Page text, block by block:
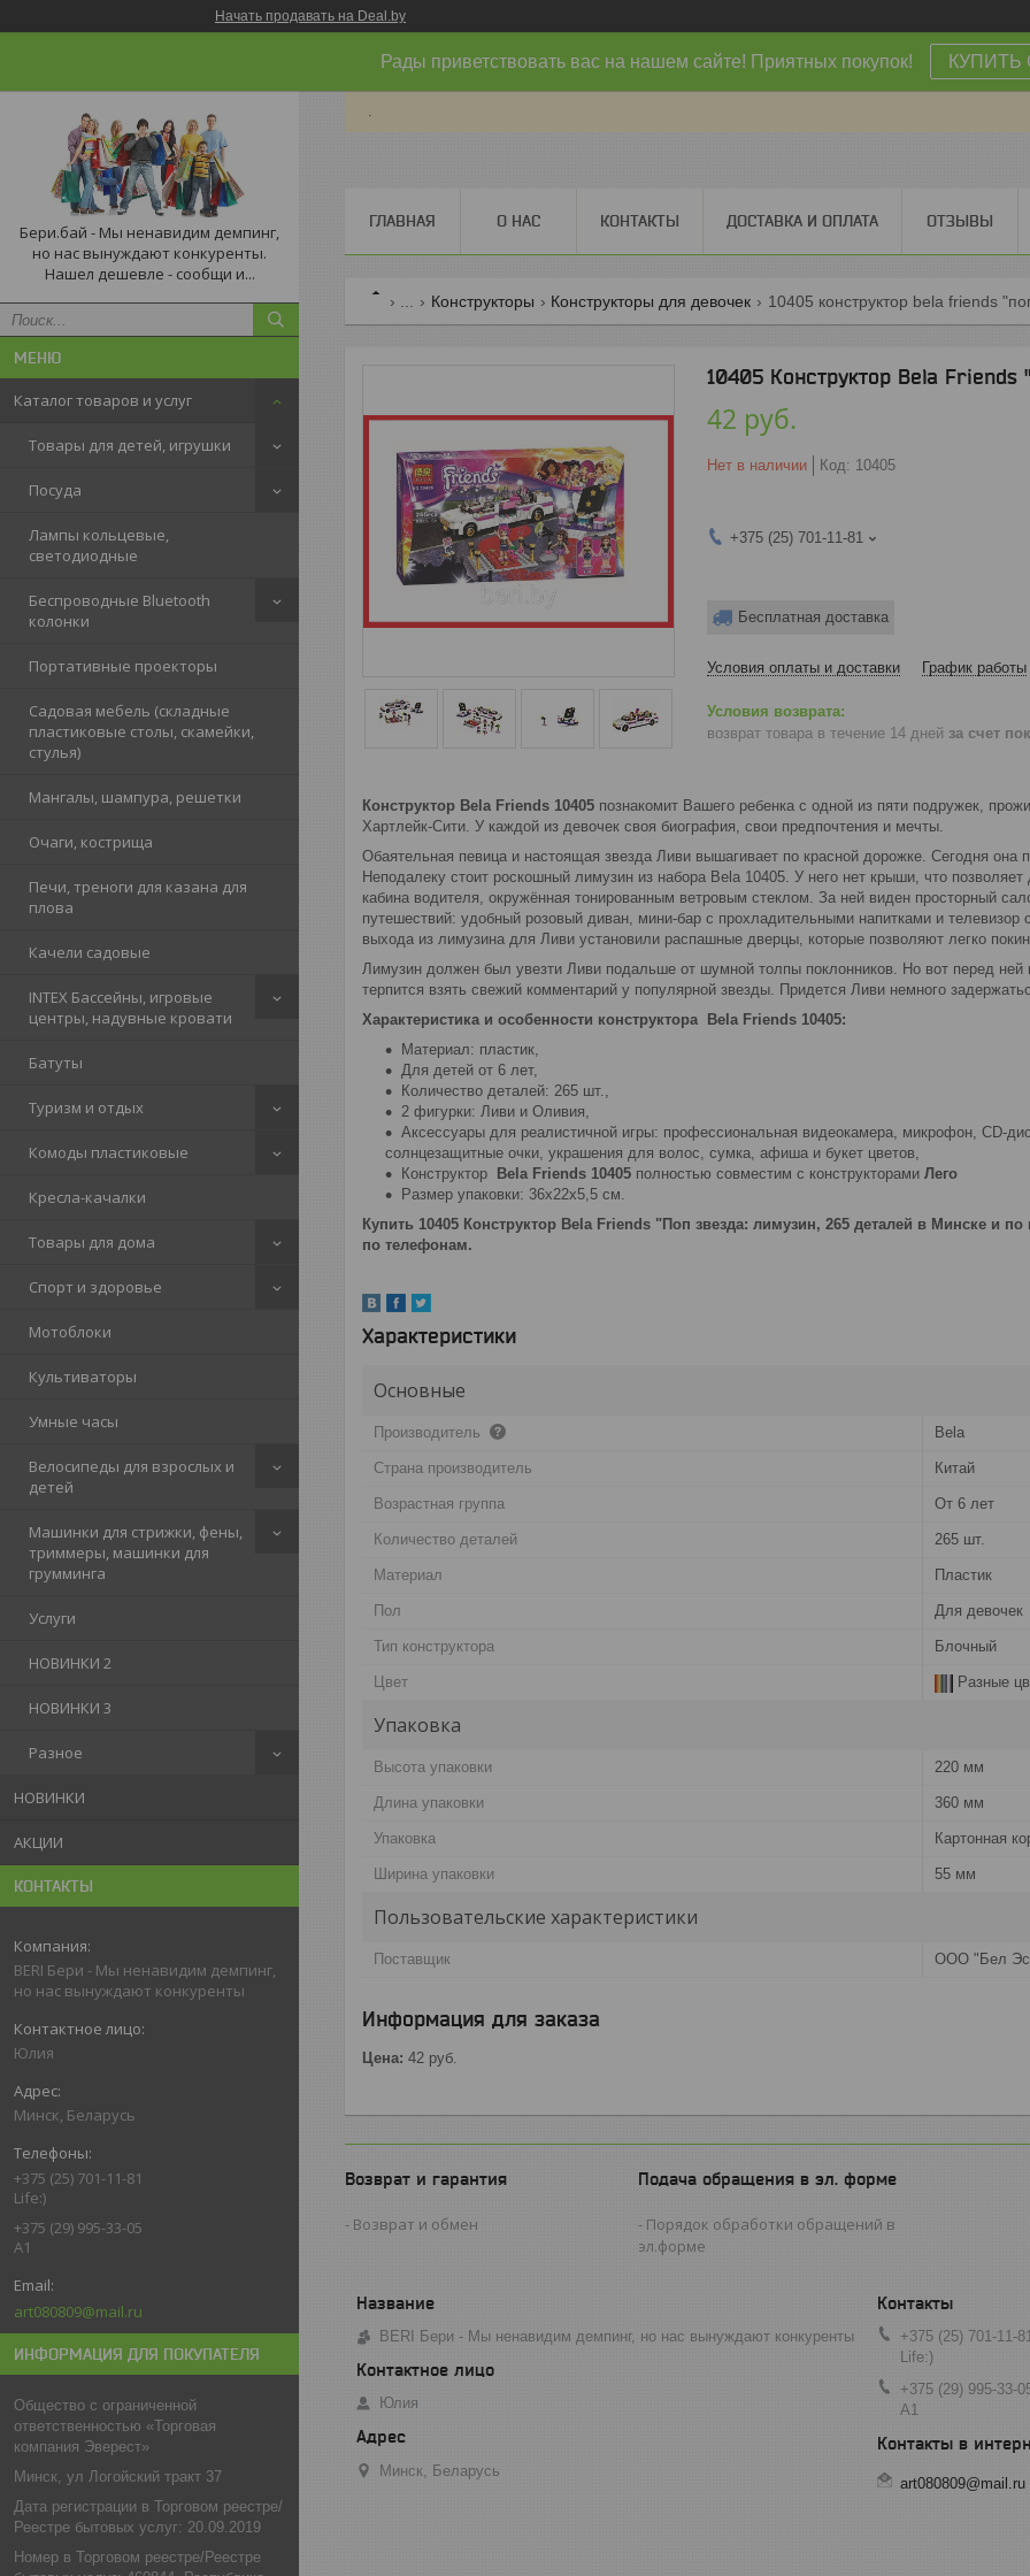
Начать продавать на Deal.by
Рады приветствовать вас на нашем сайте! Приятных покупок! КУПИТЬ
Бери.бай - Мы ненавидим демпинг,
но нас вынуждают конкуренты.
Нашел дешевле - сообщи и...
Каталог товаров и услуг
Товары для детей, игрушки
Посуда
Лампы кольцевые,
светодиодные
Беспроводные Bluetooth
колонки
Портативные проекторы
Садовая мебель (складные
пластиковые столы, скамейки,
стулья)
Мангалы, шампура, решетки
Очаги, кострища
Печи, треноги для казана для
плова
Качели садовые
INTEX Бассейны, игровые
центры, надувные кровати
Батуты
Туризм и отдых
Комоды пластиковые
Кресла-качалки
Товары для дома
Спорт и здоровье
Мотоблоки
Культиваторы
Умные часы
Велосипеды для взрослых и
детей
Машинки для стрижки, фены,
триммеры, машинки для
грумминга
Услуги
НОВИНКИ 2
НОВИНКИ 3
Разное
НОВИНКИ
АКЦИИ
КОНТАКТЫ
BERI Бери - Мы ненавидим демпинг,
но нас вынуждают конкуренты
Юлия
Минск, Беларусь
+375 (25) 701-11-81
Life:)
+375 (29) 995-33-05
A1
art080809@mail.ru
ИНФОРМАЦИЯ ДЛЯ ПОКУПАТЕЛЯ
Общество с ограниченной
ответственностью «Торговая
компания Эверест»
Минск, ул Логойский тракт 37
Дата регистрации в Торговом реестре/
Реестре бытовых услуг: 20.09.2019
Номер в Торговом реестре/Реестре
.
ГЛАВНАЯ О НАС КОНТАКТЫ ДОСТАВКА И ОПЛАТА ОТЗЫВЫ
Конструкторы Конструкторы для девочек 10405 конструктор bela friends
10405 Конструктор Bela
42 руб.
Нет в наличии Код: 10405
+375 (25) 701-11-81
Бесплатная доставка
Условия оплаты и доставки График работы
возврат товара в течение 14 дней за счет
Конструктор Bela Friends 10405 познакомит Вашего ребенка с одной из пяти подружек,
Хартлейк-Сити. У каждой из девочек своя биография, свои предпочтения и мечты.
Обаятельная певица и настоящая звезда Ливи вышагивает по красной дорожке. Сегодня она
Неподалеку стоит роскошный лимузин из набора Bela 10405. У него нет крыши, что
кабина водителя, окружённая тонированным ветровым стеклом. За ней виден просторный
путешествий: удобный розовый диван, мини-бар с прохладительными напитками и
выхода из лимузина для Ливи установили распашные дверцы, которые позволяют легко
Лимузин должен был увезти Ливи подальше от шумной толпы поклонников. Но вот перед ней
терпится взять свежий комментарий у популярной звезды. Придется Ливи немного
Характеристика и особенности конструктора Bela Friends 10405:
Материал: пластик,
Для детей от 6 лет,
Количество деталей: 265 шт.,
2 фигурки: Ливи и Оливия,
Аксессуары для реалистичной игры: профессиональная видеокамера, микрофон, CD-
солнцезащитные очки, украшения для волос, сумка, афиша и букет цветов,
Конструктор
Bela Friends 10405 полностью совместим с конструкторами Лего
Размер упаковки: 36х22х5,5 см.
Купить 10405 Конструктор Bela Friends "Поп звезда: лимузин, 265 деталей в Минске и
по телефонам.
Характеристики
Основные
Производитель Bela
Страна производитель Китай
Возрастная группа От 6 лет
Количество деталей 265 шт.
Материал Пластик
Пол Для девочек
Тип конструктора Блочный
Цвет Разные
Упаковка
Высота упаковки 220 мм
Длина упаковки 360 мм
Упаковка Картонная
Ширина упаковки 55 мм
Пользовательские характеристики
Поставщик ООО "Бел Эс
Информация для заказа
Цена: 42 руб.
Возврат и гарантия
Возврат и обмен
Подача обращения в эл. форме
Порядок обработки обращений в
эл.форме
BERI Бери - Мы ненавидим демпинг, но нас вынуждают конкуренты
Юлия
Минск, Беларусь
+375 (25) 701-11-81
Life:)
+375 (29) 995-33-
A1
art080809@mail.ru